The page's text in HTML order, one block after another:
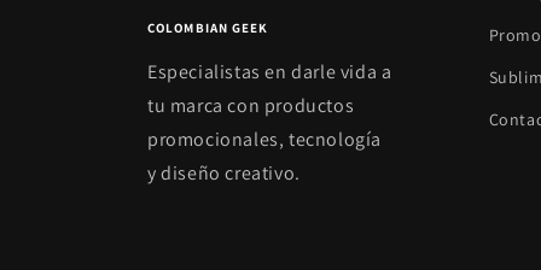
COLOMBIAN GEEK
Especialistas en darle vida a
tu marca con productos
promocionales, tecnología
y diseño creativo.